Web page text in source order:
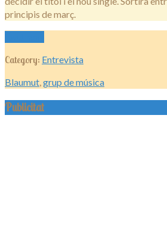
principis de març.
Category: Entrevista
Blaumut,grup de música
Publicitat